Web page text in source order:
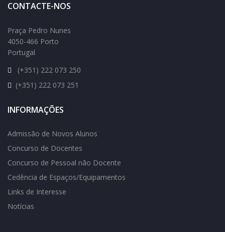
CONTACTE-NOS
Praça Pedro Nunes
4050-466 Porto
Portugal
(+351) 222 073 250
(+351) 222 073 251
INFORMAÇÕES
Admissão de Novos Alunos
Concurso de Docentes
Concurso de Pessoal não Docente
Cedência de Espaços/Equipamentos
Links de Interesse
Notícias